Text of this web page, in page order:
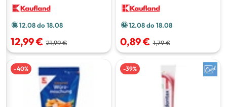
12.08 do 18.08
12,99 € 21,99 €
12.08 do 18.08
0,89 € 1,79 €
-40% -39%